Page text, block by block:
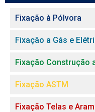
Fixação à Pólvora
Fixação a Gás e
Fixação Construção
Fixação ASTM
Fixação Telas e